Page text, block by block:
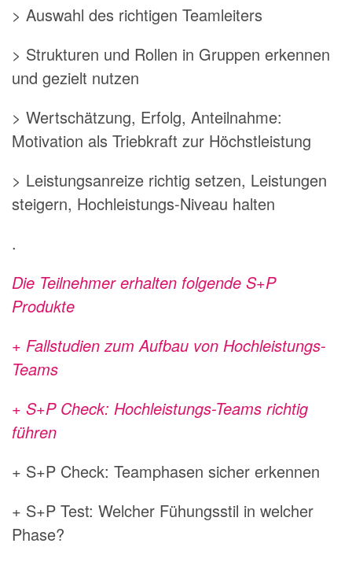
> Auswahl des richtigen Teamleiters
> Strukturen und Rollen in Gruppen erkennen
und gezielt nutzen
> Wertschätzung, Erfolg, Anteilnahme:
Motivation als Triebkraft zur Höchstleistung
> Leistungsanreize richtig setzen, Leistungen
steigern, Hochleistungs-Niveau halten
.
Die Teilnehmer erhalten folgende S+P
Produkte
+ Fallstudien zum Aufbau von Hochleistungs-
Teams
+ S+P Check: Hochleistungs-Teams richtig
führen
+ S+P Check: Teamphasen sicher erkennen
+ S+P Test: Welcher Fühungsstil in welcher
Phase?